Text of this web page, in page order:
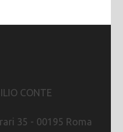
CONTE
35 - 00195 Roma